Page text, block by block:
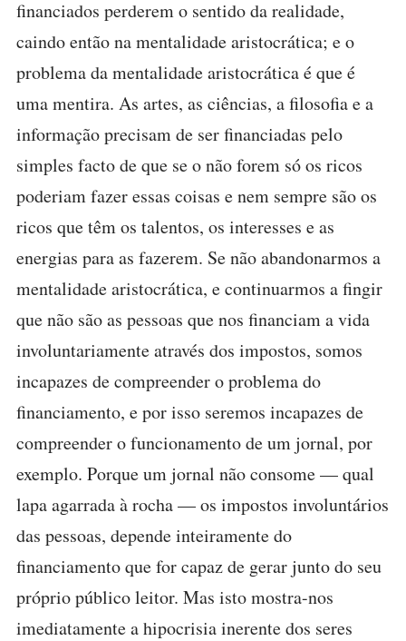
financiados perderem o sentido da realidade,
caindo então na mentalidade aristocrática; e o
problema da mentalidade aristocrática é que é
uma mentira. As artes, as ciências, a filosofia e a
informação precisam de ser financiadas pelo
simples facto de que se o não forem só os ricos
poderiam fazer essas coisas e nem sempre são os
ricos que têm os talentos, os interesses e as
energias para as fazerem. Se não abandonarmos a
mentalidade aristocrática, e continuarmos a fingir
que não são as pessoas que nos financiam a vida
involuntariamente através dos impostos, somos
incapazes de compreender o problema do
financiamento, e por isso seremos incapazes de
compreender o funcionamento de um jornal, por
exemplo. Porque um jornal não consome — qual
lapa agarrada à rocha — os impostos involuntários
das pessoas, depende inteiramente do
financiamento que for capaz de gerar junto do seu
próprio público leitor. Mas isto mostra-nos
imediatamente a hipocrisia inerente dos seres